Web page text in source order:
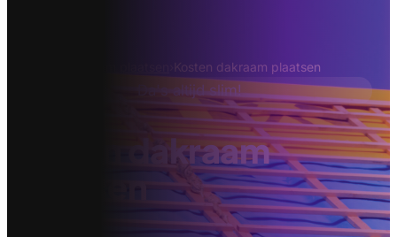
Kosten dakraam plaatsen
Da's altijd slim!
Kosten dakraam